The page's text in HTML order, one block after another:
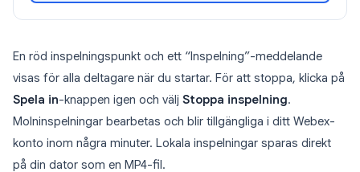
En röd inspelningspunkt och ett “Inspelning”-meddelande
visas för alla deltagare när du startar. För att stoppa, klicka på
Spela in-knappen igen och välj Stoppa inspelning.
Molninspelningar bearbetas och blir tillgängliga i ditt Webex-
konto inom några minuter. Lokala inspelningar sparas direkt
på din dator som en MP4-fil.